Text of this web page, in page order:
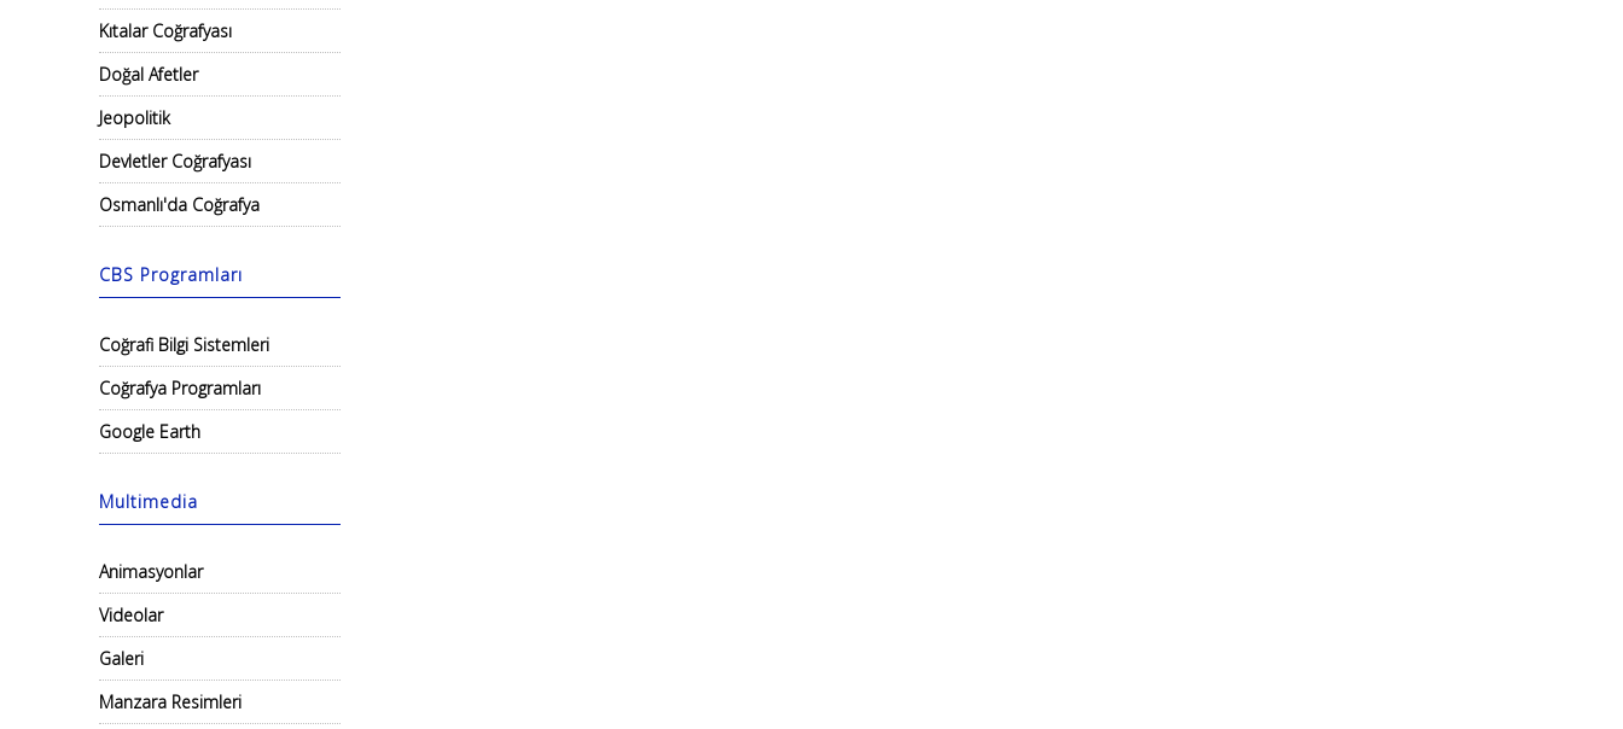
Kıtalar Coğrafyası
Doğal Afetler
Jeopolitik
Devletler Coğrafyası
Osmanlı'da Coğrafya
CBS Programları
Coğrafi Bilgi Sistemleri
Coğrafya Programları
Google Earth
Multimedia
Animasyonlar
Videolar
Galeri
Manzara Resimleri